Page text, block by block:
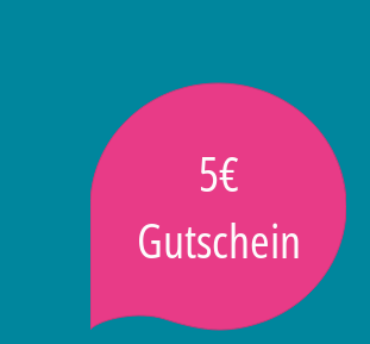
5€
Gutschein